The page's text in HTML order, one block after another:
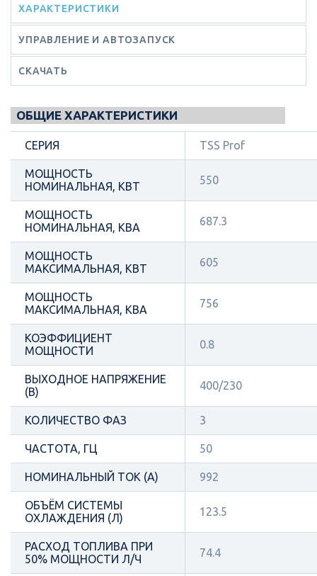
ХАРАКТЕРИСТИКИ
УПРАВЛЕНИЕ И АВТОЗАПУСК
СКАЧАТЬ
ОБЩИЕ ХАРАКТЕРИСТИКИ
СЕРИЯ TSS Prof
МОЩНОСТЬ
НОМИНАЛЬНАЯ, КВТ
550
МОЩНОСТЬ
НОМИНАЛЬНАЯ, КВА
687.3
МОЩНОСТЬ
МАКСИМАЛЬНАЯ, КВТ
605
МОЩНОСТЬ
МАКСИМАЛЬНАЯ, КВА
756
КОЭФФИЦИЕНТ
МОЩНОСТИ
0.8
ВЫХОДНОЕ НАПРЯЖЕНИЕ
(В)
400/230
КОЛИЧЕСТВО ФАЗ 3
ЧАСТОТА, ГЦ 50
НОМИНАЛЬНЫЙ ТОК (А) 992
ОБЪЁМ СИСТЕМЫ
ОХЛАЖДЕНИЯ (Л)
123.5
РАСХОД ТОПЛИВА ПРИ
50% МОЩНОСТИ Л/Ч
74.4